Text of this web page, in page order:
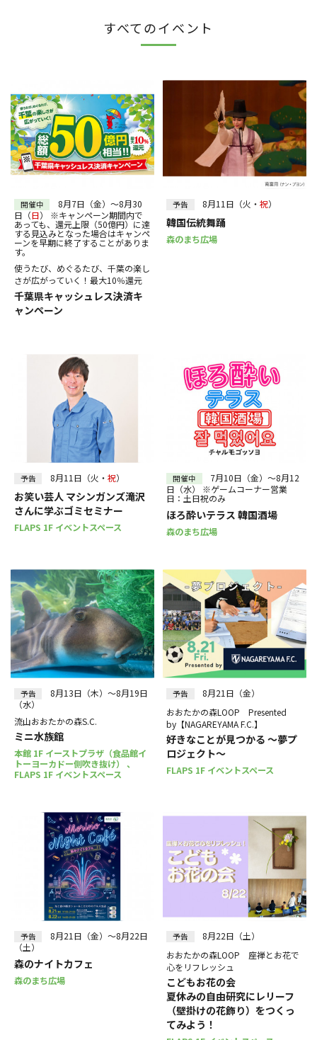
本館 1F ウエストプラザ （タカシマヤフードメゾン側吹き抜け）
その他
全件表示
2026年 8月
2
3 4
9
11 12 14
15
16
17 18 19 21
22
23
24 25 26 28
29
30
31
すべてのイベント
開催中
8月7日（金）～8月30
日（日） ※キャンペーン期間内で
あっても、還元上限（50億円）に達
する見込みとなった場合はキャンペ
ーンを早期に終了することがありま
す。
使うたび、めぐるたび、千葉の楽し
さが広がっていく！最大10％還元
千葉県キャッシュレス決済キ
ャンペーン
予告 8月11日（火・祝）
韓国伝統舞踊
森のまち広場
予告 8月11日（火・祝）
お笑い芸人 マシンガンズ滝沢
さんに学ぶゴミセミナー
FLAPS 1F イベントスペース
開催中
7月10日（金）～8月12
日（水） ※ゲームコーナー営業
日：土日祝のみ
ほろ酔いテラス 韓国酒場
森のまち広場
予告
8月13日（木）～8月19日
（水）
流山おおたかの森S.C.
ミニ水族館
本館 1F イーストプラザ（食品館イ
トーヨーカドー側吹き抜け） 、
FLAPS 1F イベントスペース
予告
8月21日（金）
おおたかの森LOOP Presented
by【NAGAREYAMA F.C.】
好きなことが見つかる ～夢プ
ロジェクト～
FLAPS 1F イベントスペース
予告
8月21日（金）～8月22日
（土）
森のナイトカフェ
森のまち広場
予告
8月22日（土）
おおたかの森LOOP 座禅とお花で
心をリフレッシュ
こどもお花の会
夏休みの自由研究にレリーフ
（壁掛けの花飾り）をつくっ
てみよう！